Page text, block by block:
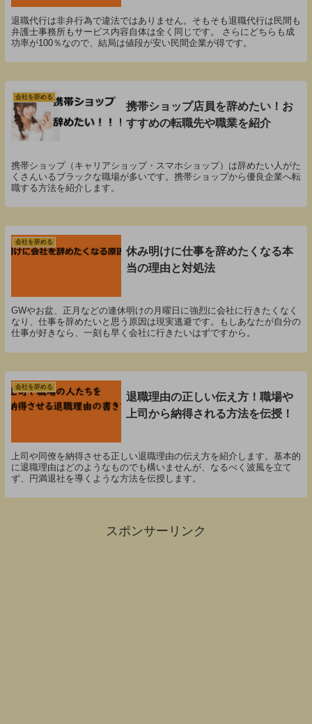
退職代行は非弁行為で違法ではありません。そもそも退職代行は民間も
弁護士事務所もサービス内容自体は全く同じです。 さらにどちらも成
功率が100％なので、結局は値段が安い民間企業が得です。
会社を辞める
携帯ショップ店員を辞めたい！お
すすめの転職先や職業を紹介
携帯ショップ（キャリアショップ・スマホショップ）は辞めたい人がた
くさんいるブラックな職場が多いです。携帯ショップから優良企業へ転
職する方法を紹介します。
会社を辞める
休み明けに仕事を辞めたくなる本
当の理由と対処法
GWやお盆、正月などの連休明けの月曜日に強烈に会社に行きたくなく
なり、仕事を辞めたいと思う原因は現実逃避です。もしあなたが自分の
仕事が好きなら、一刻も早く会社に行きたいはずですから。
会社を辞める
退職理由の正しい伝え方！職場や
上司から納得される方法を伝授！
上司や同僚を納得させる正しい退職理由の伝え方を紹介します。基本的
に退職理由はどのようなものでも構いませんが、なるべく波風を立て
ず、円満退社を導くような方法を伝授します。
スポンサーリンク